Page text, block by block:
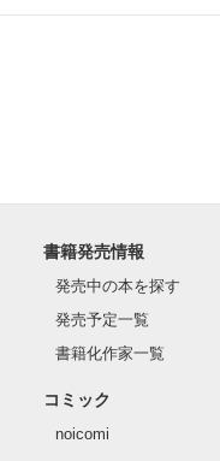
書籍発売情報
発売中の本を探す
発売予定一覧
書籍化作家一覧
コミック
noicomi